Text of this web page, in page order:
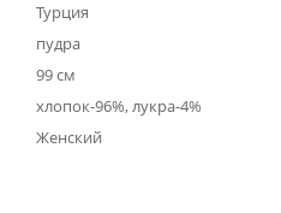
Турция
пудра
99 см
хлопок-96%, лукра-4%
Женский